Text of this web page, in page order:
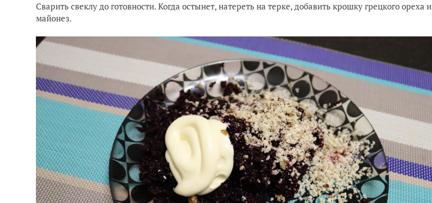
Сварить свеклу до готовности. Когда остынет, натереть на терке, добавить крошку грецкого ореха и
майонез.